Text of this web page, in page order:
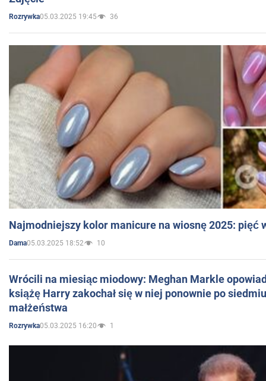
Rozrywka05.03.2025 19:45 36
Najmodniejszy kolor manicure na wiosnę 2025: pięć
Dama05.03.2025 18:52 10
Wrócili na miesiąc miodowy: Meghan Markle
książę Harry zakochał się w niej ponownie po
małżeństwa
Rozrywka05.03.2025 16:20 1